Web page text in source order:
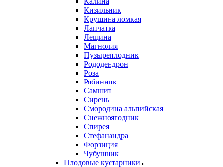
Кизильник
Крушина ломкая
Лапчатка
Лещина
Магнолия
Пузыреплодник
Рододендрон
Роза
Рябинник
Самшит
Сирень
Смородина альпийская
Снежноягодник
Спирея
Стефанандра
Форзиция
Чубушник
Плодовые кустарники